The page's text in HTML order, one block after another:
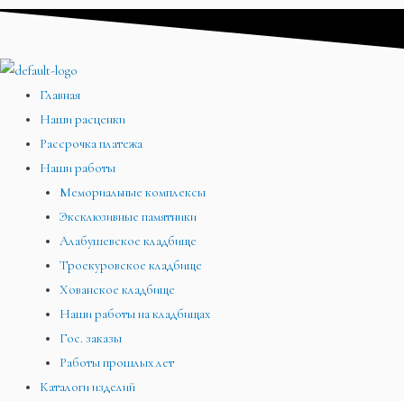
Главная
Наши расценки
Рассрочка платежа
Наши работы
Мемориальные комплексы
Эксклюзивные памятники
Алабушевское кладбище
Троекуровское кладбище
Хованское кладбище
Наши работы на кладбищах
Гос. заказы
Работы прошлых лет
Каталоги изделий